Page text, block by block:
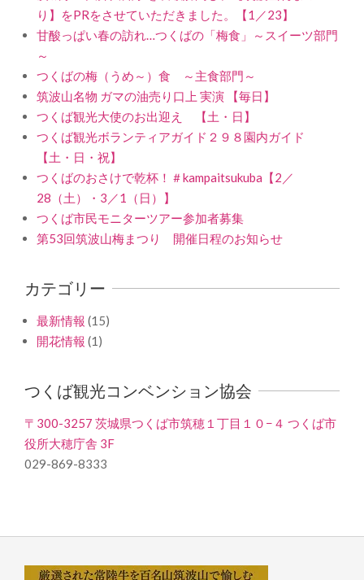
り】をPRをさせていただきました。【1／23】
甘酸っぱい春の訪れ…つくばの「梅食」～スイーツ部門
～
つくばの梅（うめ～）食 ～主食部門～
筑波山名物 ガマの油売り口上 実演 【毎日】
つくば観光大使のお出迎え 【土・日】
つくば観光ボランティアガイド２９８園内ガイド
【土・日・祝】
つくばのおさけで乾杯！＃kampaitsukuba【2／
28（土）・3／1（日）】
つくば市民モニターツアー参加者募集
第53回筑波山梅まつり 開催日程のお知らせ
カテゴリー
最新情報 (15)
開花情報 (1)
つくば観光コンベンション協会
〒300-3257 茨城県つくば市筑穂１丁目１０−４ つくば市
役所大穂庁舎 3F
029-869-8333